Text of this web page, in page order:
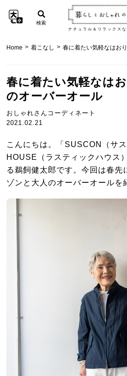
ナチュラル＆リラックス
検索
Home > 着こなし > 春に着たい気軽なはお
春に着たい気軽なは
のオーバーオール
おしゃれさんコーディネート
2021.02.21
こんにちは。「SUSCON（サ
HOUSE（ラスティックハウス
る鵜飼健太郎です。今回は春先
ゾンと大人のオーバーオールを